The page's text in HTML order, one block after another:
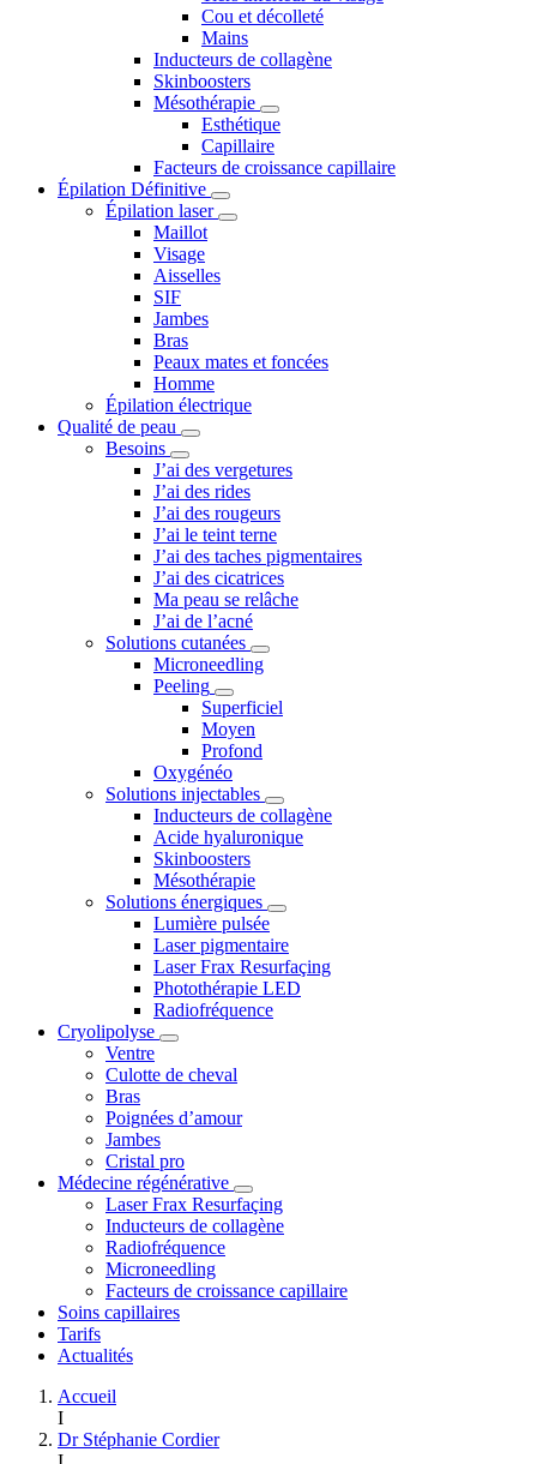
Cou et décolleté
Mains
Inducteurs de collagène
Skinboosters
Mésothérapie
Esthétique
Capillaire
Facteurs de croissance capillaire
Épilation Définitive
Épilation laser
Maillot
Visage
Aisselles
SIF
Jambes
Bras
Peaux mates et foncées
Homme
Épilation électrique
Qualité de peau
Besoins
J’ai des vergetures
J’ai des rides
J’ai des rougeurs
J’ai le teint terne
J’ai des taches pigmentaires
J’ai des cicatrices
Ma peau se relâche
J’ai de l’acné
Solutions cutanées
Microneedling
Peeling
Superficiel
Moyen
Profond
Oxygénéo
Solutions injectables
Inducteurs de collagène
Acide hyaluronique
Skinboosters
Mésothérapie
Solutions énergiques
Lumière pulsée
Laser pigmentaire
Laser Frax Resurfaçing
Photothérapie LED
Radiofréquence
Cryolipolyse
Ventre
Culotte de cheval
Bras
Poignées d’amour
Jambes
Cristal pro
Médecine régénérative
Laser Frax Resurfaçing
Inducteurs de collagène
Radiofréquence
Microneedling
Facteurs de croissance capillaire
Soins capillaires
Tarifs
Actualités
Accueil
I
Dr Stéphanie Cordier